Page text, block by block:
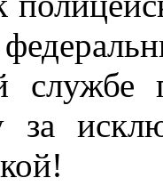
службе
за